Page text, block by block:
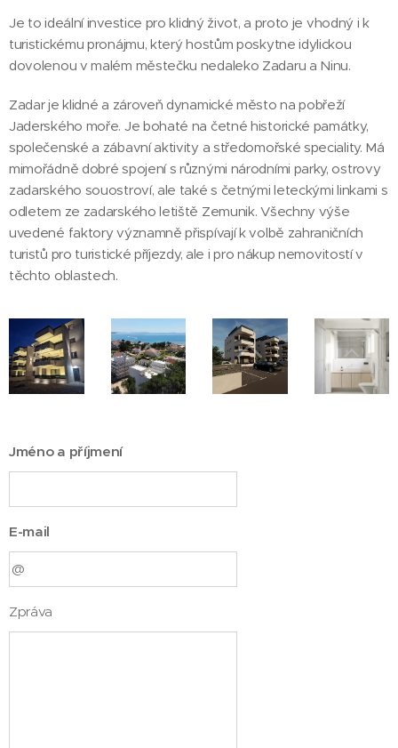
Je to ideální investice pro klidný život, a proto je vhodný i k
turistickému pronájmu, který hostům poskytne idylickou
dovolenou v malém městečku nedaleko Zadaru a Ninu.
Zadar je klidné a zároveň dynamické město na pobřeží
Jaderského moře. Je bohaté na četné historické památky,
společenské a zábavní aktivity a středomořské speciality. Má
mimořádně dobré spojení s různými národními parky, ostrovy
zadarského souostroví, ale také s četnými leteckými linkami s
odletem ze zadarského letiště Zemunik. Všechny výše
uvedené faktory významně přispívají k volbě zahraničních
turistů pro turistické příjezdy, ale i pro nákup nemovitostí v
těchto oblastech.
Jméno a příjmení
E-mail
Zpráva